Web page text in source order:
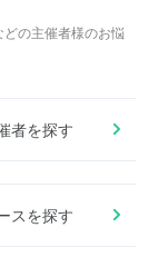
の主催者様のお悩
者を探す
スを探す